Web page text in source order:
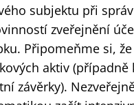
subjektu při
zveřejnění
Připomeňme si,
aktiv
závěrky).